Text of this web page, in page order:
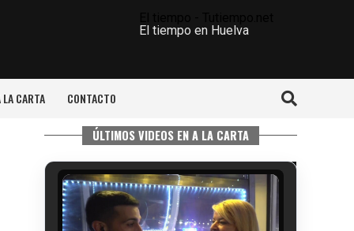
El tiempo en Huelva
LA CARTA CONTACTO
ÚLTIMOS VIDEOS EN A LA CARTA